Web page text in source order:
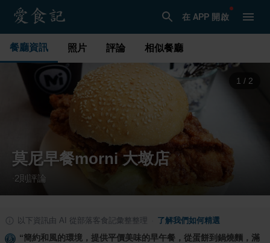
在 APP 開啟
餐廳資訊 照片 評論 相似餐廳
1 / 2
莫尼早餐morni 大墩店
2 則評論
以下資訊由 AI 從部落客食記彙整整理 了解我們如何精選
“簡約和風的環境，提供平價美味的早午餐，從蛋餅到鍋燒麵，滿